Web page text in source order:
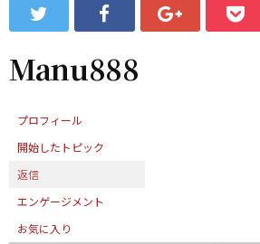
ッ
プ
フ
ォ
ム
Manu888
プロフィール
開始したトピック
返信
エンゲージメント
お気に入り